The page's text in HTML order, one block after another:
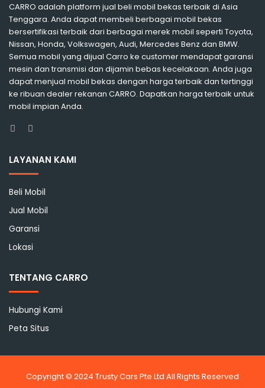
CARRO adalah platform jual beli mobil bekas terbaik di Asia
Tenggara. Anda dapat membeli berbagai mobil bekas
bersertifikasi terbaik dari berbagai merek mobil seperti Toyota,
Nissan, Honda, Volkswagen, Audi, Mercedes Benz dan BMW.
Semua mobil yang dijual Carro ke customer mendapat garansi
mesin dan transmisi dan dijamin bebas kecelakaan. Anda juga
dapat menjual mobil bekas dengan harga terbaik dan tertinggi
ke ribuan dealer rekanan CARRO. Dapatkan harga terbaik untuk
mobil impian Anda.
Facebook
Instagram
LAYANAN KAMI
Beli Mobil
Jual Mobil
Garansi
Lokasi
TENTANG CARRO
Hubungi Kami
Peta Situs
Copyright © 2024 Trusty Cars Pte Ltd All Rights Reserved